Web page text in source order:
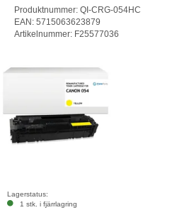
Produktnummer: QI-CRG-054HC
EAN: 5715063623879
Artikelnummer: F25577036
Lagerstatus:
1 stk. i fjärrlagring